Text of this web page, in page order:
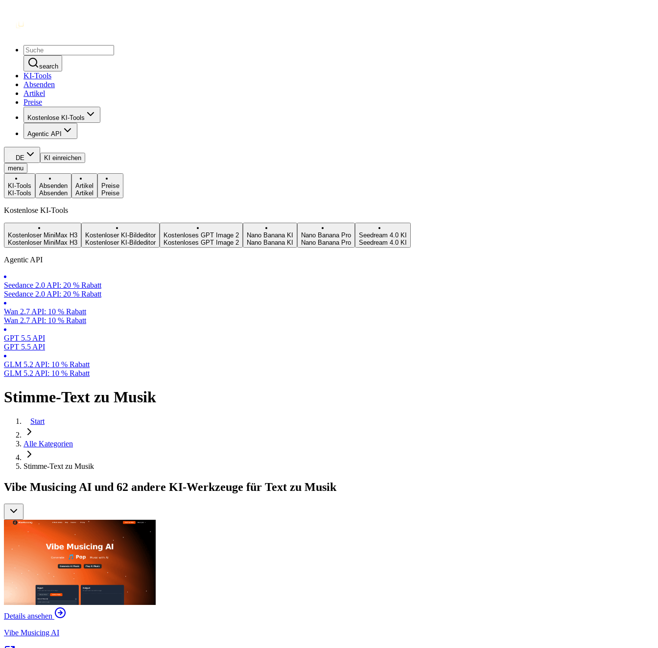
search
KI-Tools
Absenden
Artikel
Preise
Kostenlose KI-Tools
Agentic API
DE
KI einreichen
menu
KI-Tools
KI-Tools
Absenden
Absenden
Artikel
Artikel
Preise
Preise
Kostenlose KI-Tools
Kostenloser MiniMax H3
Kostenloser MiniMax H3
Kostenloser KI-Bildeditor
Kostenloser KI-Bildeditor
Kostenloses GPT Image 2
Kostenloses GPT Image 2
Nano Banana KI
Nano Banana KI
Nano Banana Pro
Nano Banana Pro
Seedream 4.0 KI
Seedream 4.0 KI
Agentic API
Seedance 2.0 API: 20 % Rabatt
Seedance 2.0 API: 20 % Rabatt
Wan 2.7 API: 10 % Rabatt
Wan 2.7 API: 10 % Rabatt
GPT 5.5 API
GPT 5.5 API
GLM 5.2 API: 10 % Rabatt
GLM 5.2 API: 10 % Rabatt
Stimme-Text zu Musik
Start
Alle Kategorien
Stimme-Text zu Musik
Vibe Musicing AI und 62 andere KI-Werkzeuge für Text zu Musik
Details ansehen
Vibe Musicing AI